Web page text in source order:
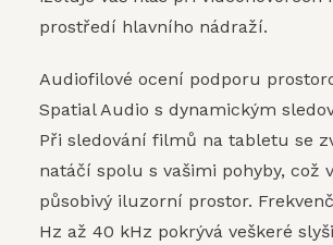
prostředí hlavního nádraží.
Audiofilové ocení podporu
Spatial Audio s dynamickým
Při sledování filmů na tabletu se
natáčí spolu s vašimi pohyby, což
působivý iluzorní prostor.
Hz až 40 kHz pokrývá veškeré